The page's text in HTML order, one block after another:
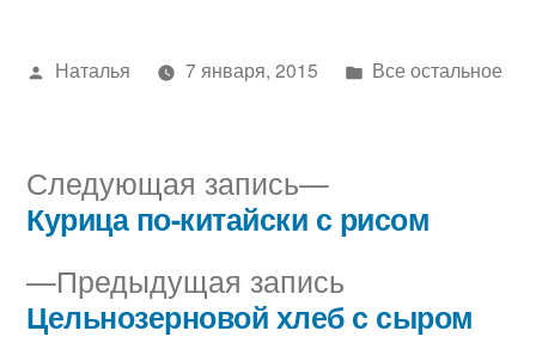
Написано
Наталья 7 января, 2015
Написано
Все остальное
Навигация
поПредыдущая запись
запись:
Цельнозерновой хлеб с сыром
Следующая запись
Следующая
запись:
Курица по-китайски с рисом